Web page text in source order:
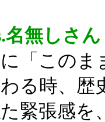
名無しさん
「このま
る時、歴
緊張感を